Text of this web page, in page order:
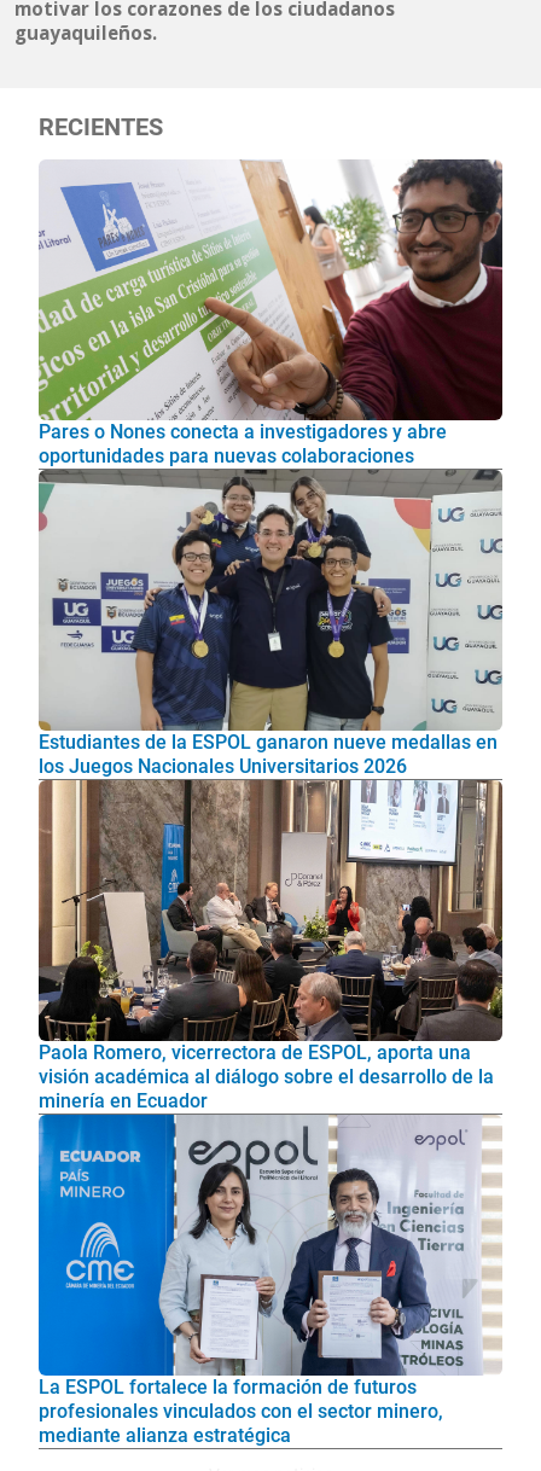
motivar los corazones de los ciudadanos
guayaquileños.
RECIENTES
Pares o Nones conecta a investigadores y abre
oportunidades para nuevas colaboraciones
Estudiantes de la ESPOL ganaron nueve medallas en
los Juegos Nacionales Universitarios 2026
Paola Romero, vicerrectora de ESPOL, aporta una
visión académica al diálogo sobre el desarrollo de la
minería en Ecuador
La ESPOL fortalece la formación de futuros
profesionales vinculados con el sector minero,
mediante alianza estratégica